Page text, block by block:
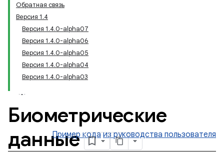
Обратная связь
Версия 1.4
Версия 1.4.0-alpha07
Версия 1.4.0-alpha06
Версия 1.4.0-alpha05
Версия 1.4.0-alpha04
Версия 1.4.0-alpha03
Биометрические
данные
Пример кода из руководства пользователя